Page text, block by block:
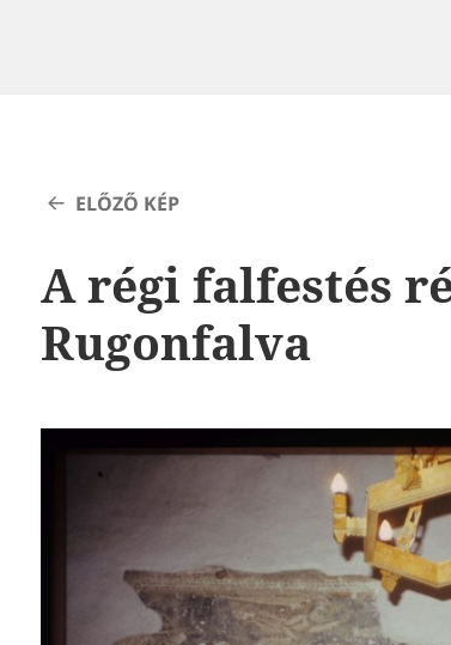
ELŐZŐ KÉP
A régi falfestés
Rugonfalva